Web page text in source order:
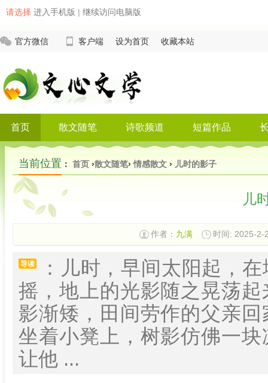
请选择 进入手机版 | 继续访问电脑版
官方微信 客户端 设为首页 收藏本站
首页 散文随笔 诗歌频道 短篇作品
当前位置 ： 首页 ›散文随笔› 情感散文 › 儿时的影子
儿
作者： 九满 时间: 2025-2-
导读
：儿时，早间太阳起，
摇，地上的光影随之晃荡
影渐矮，田间劳作的父亲
坐着小凳上，树影仿佛一
让他 ...